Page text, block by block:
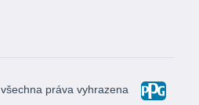
všechna práva vyhrazena